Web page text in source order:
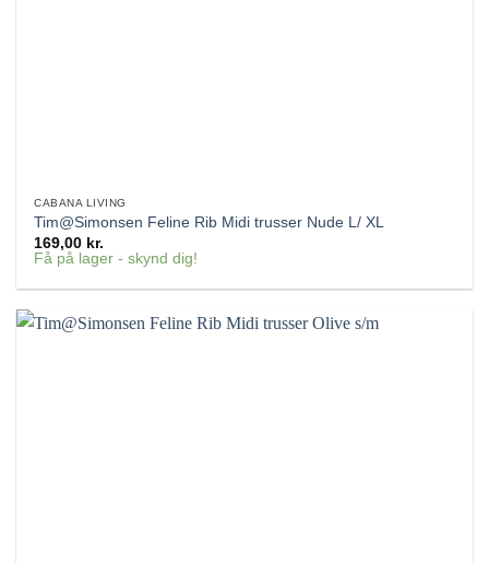
CABANA LIVING
Tim@Simonsen Feline Rib Midi trusser Nude L/ XL
169,00 kr.
Få på lager - skynd dig!